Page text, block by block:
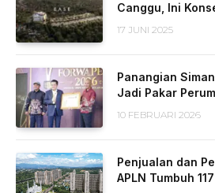
Canggu, Ini
17 JUNI 2025
Panangian
Jadi Pakar
10 FEBRUARI 2026
Penjualan dan
APLN Tumbuh